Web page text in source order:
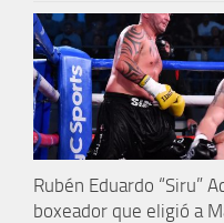
Rubén Eduardo “Siru”
boxeador que eligió a